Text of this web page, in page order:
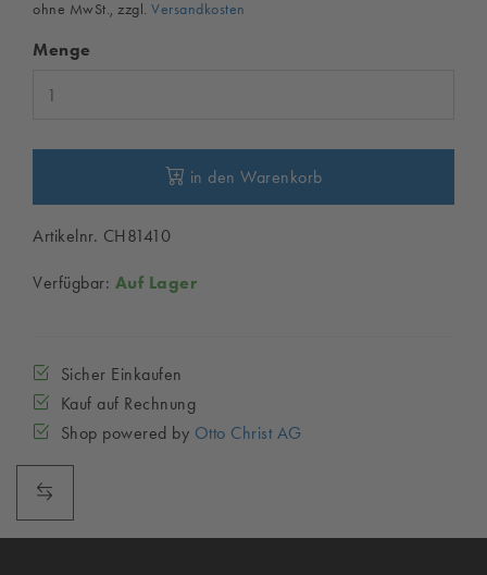
ohne MwSt., zzgl. Versandkosten
Menge
in den Warenkorb
Artikelnr. CH81410
Verfügbar: Auf Lager
Sicher Einkaufen
Kauf auf Rechnung
Shop powered by Otto Christ AG